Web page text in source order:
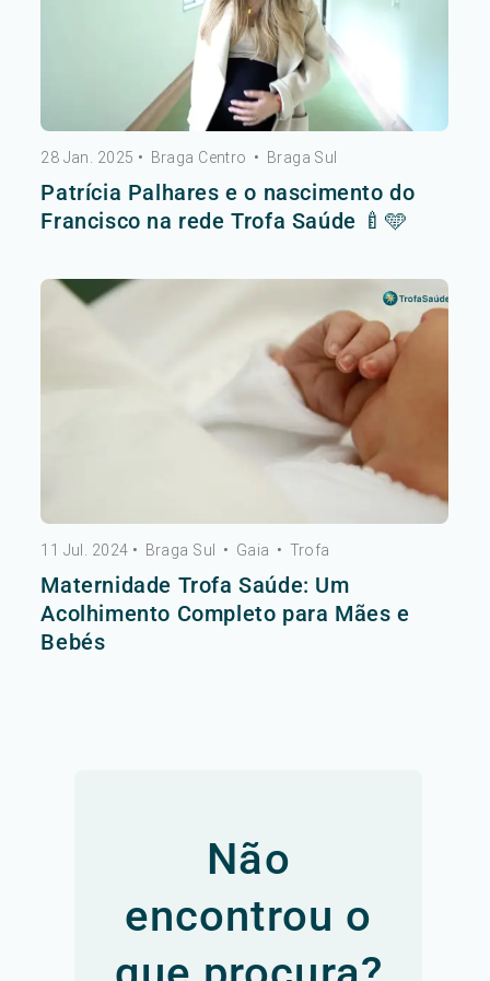
28 Jan. 2025 • Braga Centro • Braga Sul
Patrícia Palhares e o nascimento do
Francisco na rede Trofa Saúde 🍼🩵
11 Jul. 2024 • Braga Sul • Gaia • Trofa
Maternidade Trofa Saúde: Um
Acolhimento Completo para Mães e
Bebés
Não
encontrou o